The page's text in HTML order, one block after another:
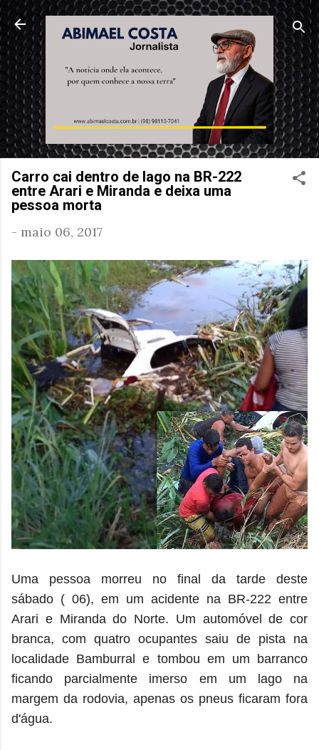
Pular para o conteúdo principal
Carro cai dentro de lago na BR-222
entre Arari e Miranda e deixa uma
pessoa morta
- maio 06, 2017
Uma pessoa morreu no final da tarde deste
sábado ( 06), em um acidente na BR-222 entre
Arari e Miranda do Norte. Um automóvel de cor
branca, com quatro ocupantes saiu de pista na
localidade Bamburral e tombou em um barranco
ficando parcialmente imerso em um lago na
margem da rodovia, apenas os pneus ficaram fora
d'água.